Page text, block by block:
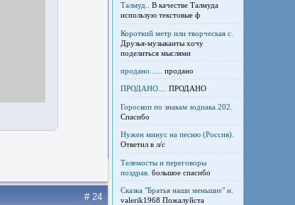
# 24
Талмуд..
В качестве Талмуда
использую текстовые ф
Короткий метр или творческая с.
Друзья-музыканты хочу
поделиться мыслями
продано...... продано
ПРОДАНО.... ПРОДАНО
Гороскоп по знакам зодиака 202.
Спасибо
Нужен минус на песню (Россия).
Ответил в л/с
Телемосты и переговоры
поздрав. большое спасибо
Сказка "Братья наши меньшие" н.
valerik1968 Пожалуйста